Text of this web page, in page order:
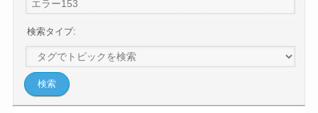
検索タイプ: